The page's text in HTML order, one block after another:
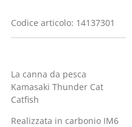
Codice articolo: 14137301
La canna da pesca
Kamasaki Thunder Cat
Catfish
Realizzata in carbonio IM6